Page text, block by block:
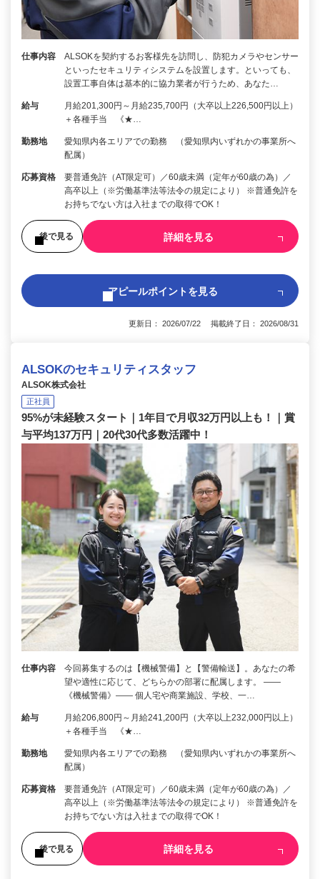
仕事内容
ALSOKを契約するお客様先を訪問し、防犯カメラやセンサー
といったセキュリティシステムを設置します。といっても、
設置工事自体は基本的に協力業者が行うため、あなた…
給与
月給201,300円～月給235,700円（大卒以上226,500円以上）
＋各種手当 《★…
勤務地
愛知県内各エリアでの勤務 （愛知県内いずれかの事業所へ
配属）
応募資格
要普通免許（AT限定可）／60歳未満（定年が60歳の為）／
高卒以上（※労働基準法等法令の規定により） ※普通免許を
お持ちでない方は入社までの取得でOK！
後で見る 詳細を見る
アピールポイントを見る
更新日： 2026/07/22 掲載終了日： 2026/08/31
ALSOKのセキュリティスタッフ
ALSOK株式会社
正社員
95%が未経験スタート｜1年目で月収32万円以上も！｜賞
与平均137万円｜20代30代多数活躍中！
仕事内容
今回募集するのは【機械警備】と【警備輸送】。あなたの希
望や適性に応じて、どちらかの部署に配属します。 ――
《機械警備》―― 個人宅や商業施設、学校、一…
給与
月給206,800円～月給241,200円（大卒以上232,000円以上）
＋各種手当 《★…
勤務地
愛知県内各エリアでの勤務 （愛知県内いずれかの事業所へ
配属）
応募資格
要普通免許（AT限定可）／60歳未満（定年が60歳の為）／
高卒以上（※労働基準法等法令の規定により） ※普通免許を
お持ちでない方は入社までの取得でOK！
後で見る 詳細を見る